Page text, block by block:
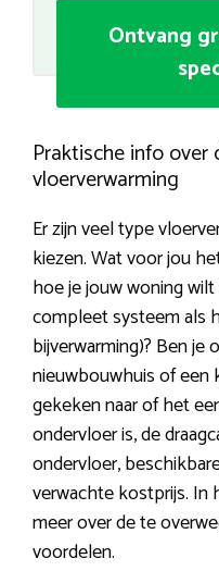
Ontvang
Praktische info
vloerverwarming
Er zijn veel type
kiezen. Wat voor jou
hoe je jouw woning
compleet systeem als
bijverwarming)? Ben je
nieuwbouwhuis of een
gekeken naar of het
ondervloer is, de
ondervloer,
verwachte kostprijs. In
meer over de te
voordelen.